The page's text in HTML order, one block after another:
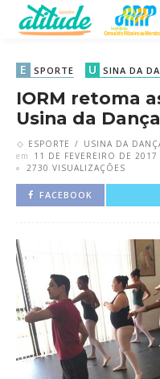
E SPORTE U SINA DA
IORM retoma
Usina da Dança
ESPORTE USINA DA
em
11 DE FEVEREIRO DE 2017
2730 VISUALIZAÇÕES
FACEBOOK